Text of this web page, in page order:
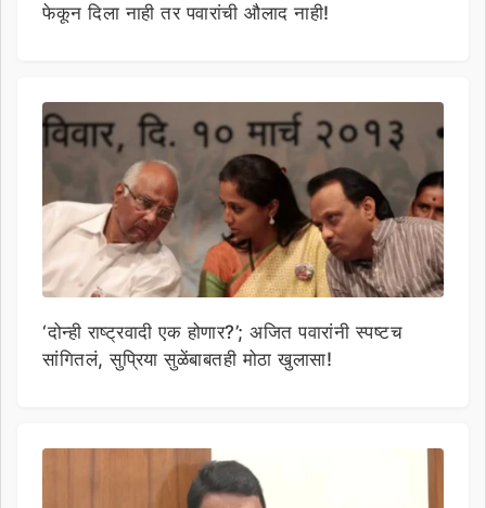
फेकून दिला नाही तर पवारांची औलाद नाही!
‘दोन्ही राष्ट्रवादी एक होणार?’; अजित पवारांनी स्पष्टच
सांगितलं, सुप्रिया सुळेंबाबतही मोठा खुलासा!